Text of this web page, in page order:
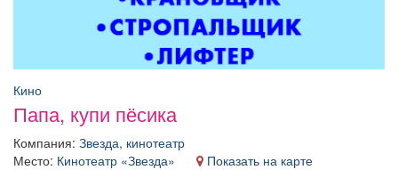
Афиша Обучение
Кино
Папа, купи пёсика
Компания: Звезда, кинотеатр
Место: Кинотеатр «Звезда» Показать на карте